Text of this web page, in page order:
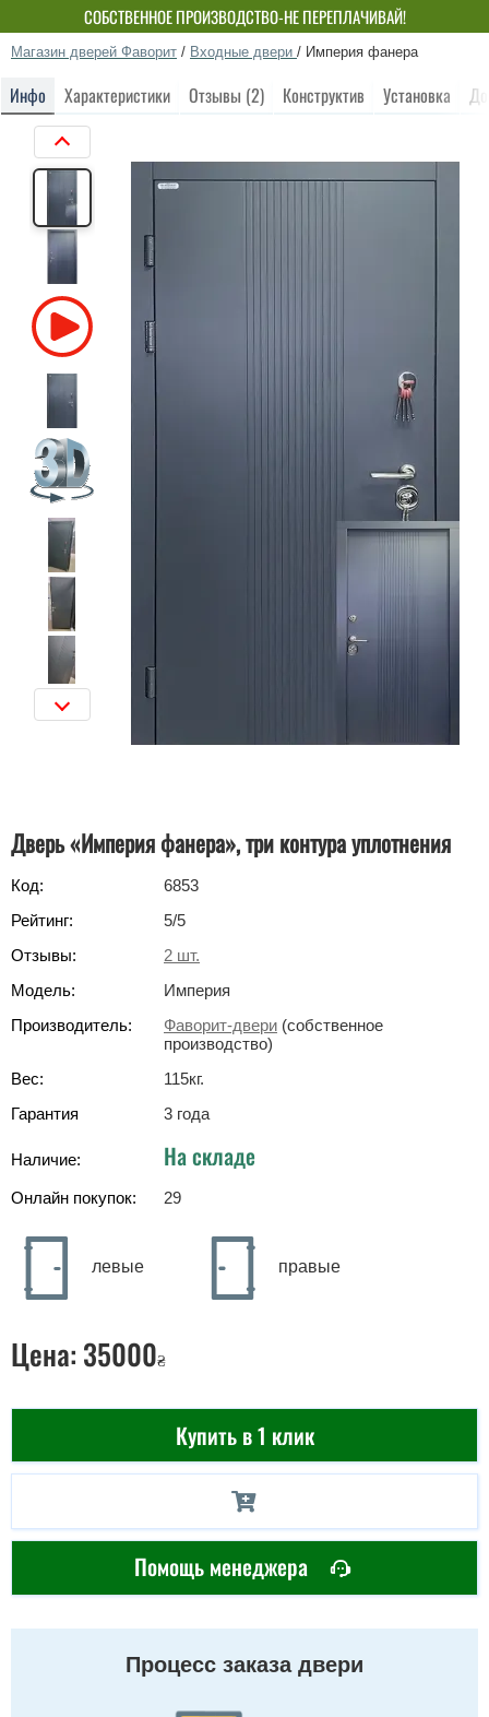
СОБСТВЕННОЕ ПРОИЗВОДСТВО-НЕ ПЕРЕПЛАЧИВАЙ!
Магазин дверей Фаворит / Входные двери / Империя фанера
Инфо Характеристики Отзывы (2) Конструктив Установка
Дверь «Империя фанера», три контура уплотнения
Код:
6853
Рейтинг:
5/5
Отзывы:
2 шт.
Модель:
Империя
Производитель:
Фаворит-двери (собственное
производство)
Вес:
115кг.
Гарантия
3 года
Наличие: На складе
Онлайн покупок: 29
левые правые
Цена: 35000₴
Купить в 1 клик
Помощь менеджера
Процесс заказа двери